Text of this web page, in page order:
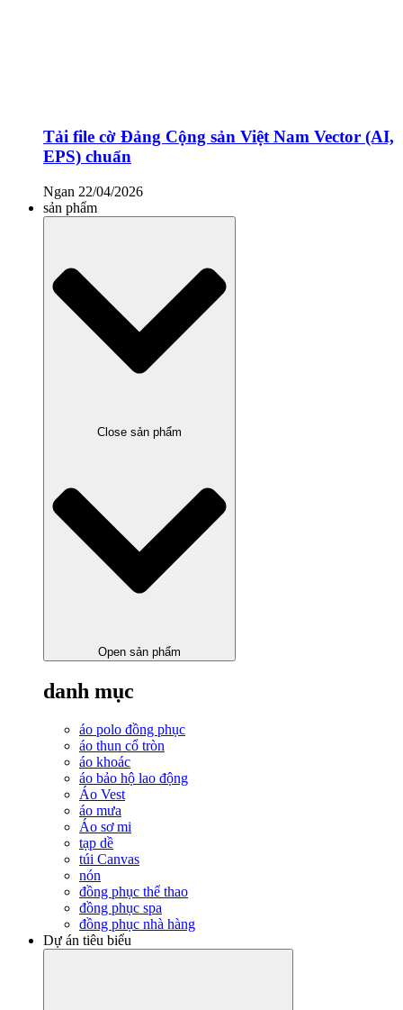
Tải file cờ Đảng Cộng sản Việt Nam Vector (AI,
EPS) chuẩn
Ngan 22/04/2026
sản phẩm
Close sản phẩm
Open sản phẩm
danh mục
áo polo đồng phục
áo thun cổ tròn
áo khoác
áo bảo hộ lao động
Áo Vest
áo mưa
Áo sơ mi
tạp dề
túi Canvas
nón
đồng phục thể thao
đồng phục spa
đồng phục nhà hàng
Dự án tiêu biểu